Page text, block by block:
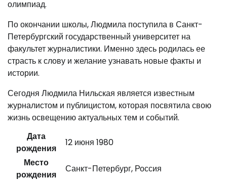
олимпиад.
По окончании школы, Людмила поступила в Санкт-
Петербургский государственный университет на
факультет журналистики. Именно здесь родилась ее
страсть к слову и желание узнавать новые факты и
истории.
Сегодня Людмила Нильская является известным
журналистом и публицистом, которая посвятила свою
жизнь освещению актуальных тем и событий.
Дата
рождения
12 июня 1980
Место
рождения
Санкт-Петербург, Россия